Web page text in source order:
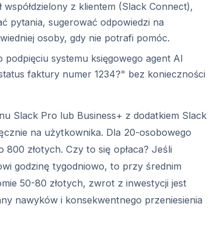
współdzielony z klientem (Slack Connect),
pytania, sugerować odpowiedzi na
osoby, gdy nie potrafi pomóc.
podpięciu systemu księgowego agent AI
faktury numer 1234?" bez konieczności
Slack Pro lub Business+ z dodatkiem Slack
na użytkownika. Dla 20-osobowego
800 złotych. Czy to się opłaca? Jeśli
godzinę tygodniowo, to przy średnim
50-80 złotych, zwrot z inwestycji jest
nawyków i konsekwentnego przeniesienia